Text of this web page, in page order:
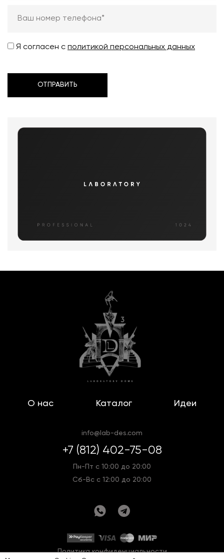
Я согласен с политикой персональных данных
ОТПРАВИТЬ
О нас Каталог Идеи
info@lab-des.com
+7 (812) 402-75-08
Пн-Пт с 10:00 до 20:00
Сб-Вс с 12:00 до 20:00
Политика конфиденциальности